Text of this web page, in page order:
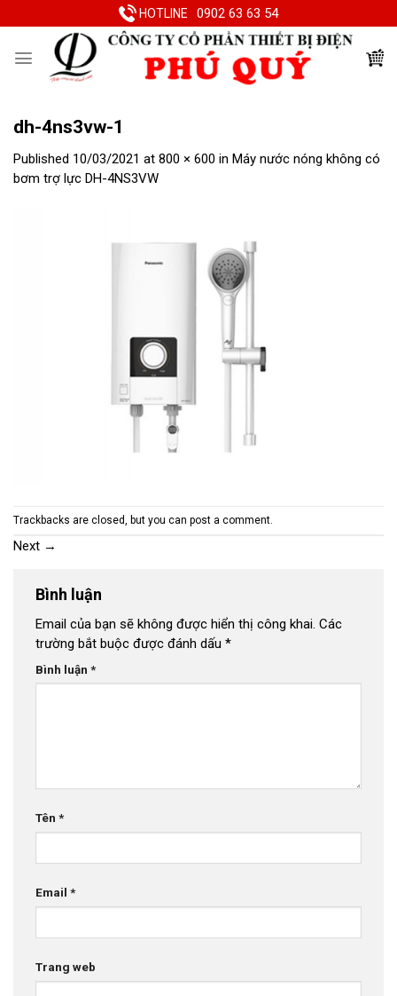
to
HOTLINE 0902 63 63 54
dh-4ns3vw-1
Published 10/03/2021 at 800 × 600 in Máy nước nóng không có
bơm trợ lực DH-4NS3VW
Trackbacks are closed, but you can post a comment.
Next →
Bình luận
Email của bạn sẽ không được hiển thị công khai. Các
trường bắt buộc được đánh dấu *
Bình luận *
Tên *
Email *
Trang web